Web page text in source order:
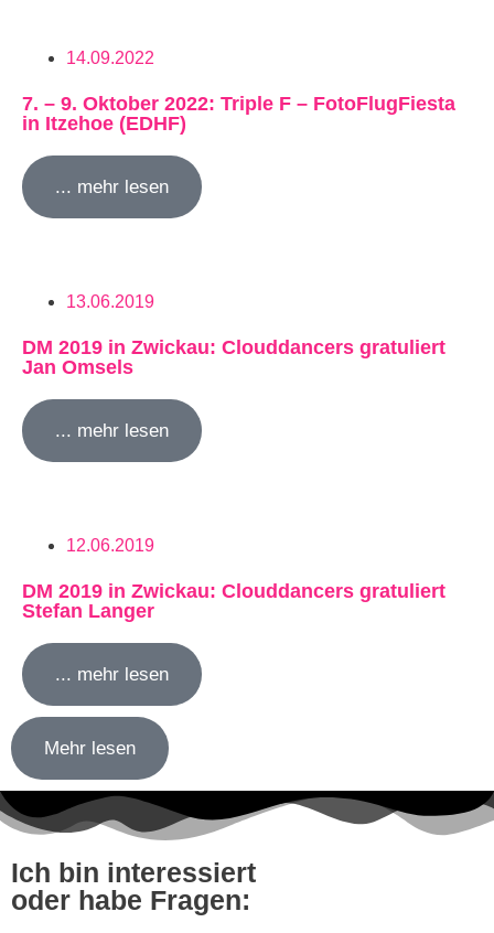
14.09.2022
7. – 9. Oktober 2022: Triple F – FotoFlugFiesta
in Itzehoe (EDHF)
... mehr lesen
13.06.2019
DM 2019 in Zwickau: Clouddancers gratuliert
Jan Omsels
... mehr lesen
12.06.2019
DM 2019 in Zwickau: Clouddancers gratuliert
Stefan Langer
... mehr lesen
Mehr lesen
Ich bin interessiert
oder habe Fragen: